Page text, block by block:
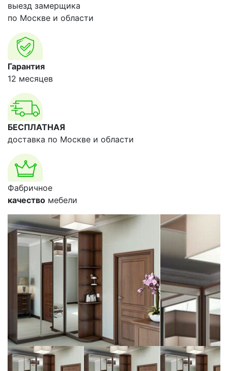
выезд замерщика
по Москве и области
Гарантия
12 месяцев
БЕСПЛАТНАЯ
доставка по Москве и области
Фабричное
качество мебели